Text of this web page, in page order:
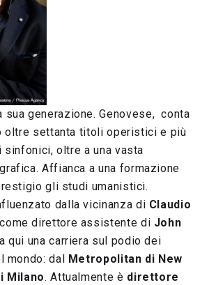
sua generazione. Genovese, conta
oltre settanta titoli operistici e più
sinfonici, oltre a una vasta
Affianca a una formazione
gli studi umanistici.
dalla vicinanza di Claudio
direttore assistente di John
qui una carriera sul podio dei
mondo: dal
Metropolitan di New
Milano. Attualmente è direttore